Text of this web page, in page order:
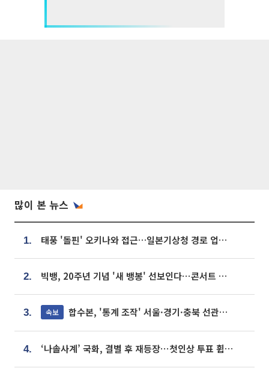
많이 본 뉴스
1. 태풍 '돌핀' 오키나와 접근…일본기상청 경로 업데이트
2. 빅뱅, 20주년 기념 '새 뱅봉' 선보인다⋯콘서트 앞두고 팝업 개최
3. 속보 합수본, '통계 조작' 서울·경기·충북 선관위 등 추가 압수수색
4. ‘나솔사계’ 국화, 결별 후 재등장⋯첫인상 투표 휩쓸고 ‘인기녀’ 등극